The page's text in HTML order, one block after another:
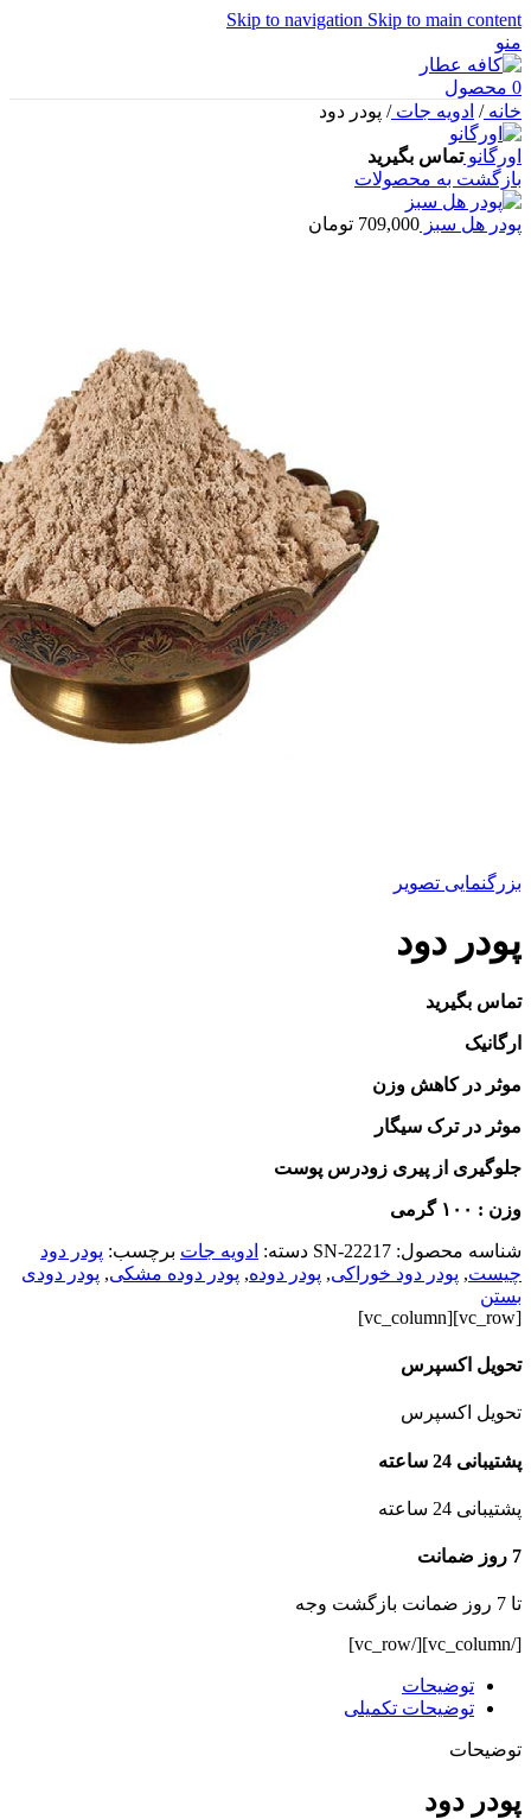
Skip to navigation Skip to main content
منو
0 محصول
خانه/ ادویه جات/ پودر دود
اورگانوتماس بگیرید
بازگشت به محصولات
پودر هل سبز 709,000 تومان
بزرگنمایی تصویر
پودر دود
تماس بگیرید
ارگانیک
موثر در کاهش وزن
موثر در ترک سیگار
جلوگیری از پیری زودرس پوست
وزن :‌ ۱۰۰ گرمی
شناسه محصول: SN-22217 دسته: ادویه جات برچسب: پودر دود
چیست, پودر دود خوراکی, پودر دوده, پودر دوده مشکی, پودر دودی
بستن
[vc_row][vc_column]
تحویل اکسپرس
تحویل اکسپرس
پشتیبانی 24 ساعته
پشتیبانی 24 ساعته
7 روز ضمانت
تا 7 روز ضمانت بازگشت وجه
[/vc_column][/vc_row]
توضیحات
توضیحات تکمیلی
توضیحات
پودر دود